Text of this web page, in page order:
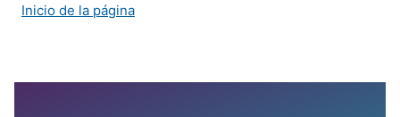
Inicio de la página